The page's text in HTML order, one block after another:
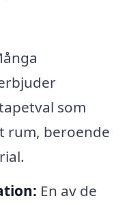
som
rum, beroende
En av de